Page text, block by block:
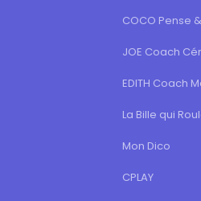
COCO Pense
JOE Coach
EDITH Coach
La Bille qui
Mon Dico
CPLAY